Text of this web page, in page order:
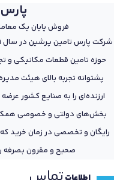
فروش پایان یک
حوزه تامین قطعات مکانیکی و
پشتوانه تجربه بالای هیئت
ارزنده‌ای را به صنایع کشور
بخش‌های دولتی و خصوصی
رایگان و تخصصی در زمان خرید
صحیح و مقرون بصرفه